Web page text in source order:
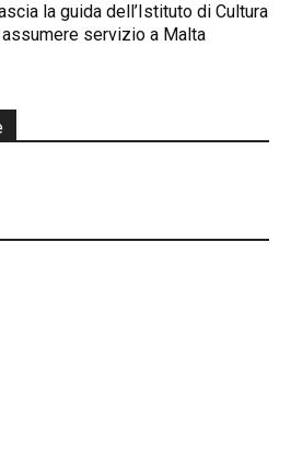
la guida dell’Istituto di Cultura
servizio a Malta